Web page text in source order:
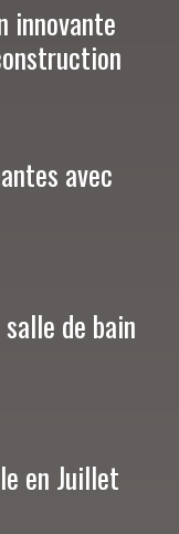
innovante
avec
de bain
en Juillet